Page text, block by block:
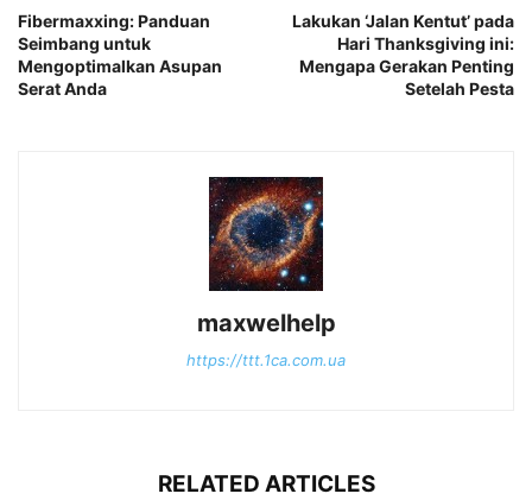
Fibermaxxing: Panduan
Seimbang untuk
Mengoptimalkan Asupan
Serat Anda
Lakukan ‘Jalan Kentut’ pada
Hari Thanksgiving ini:
Mengapa Gerakan Penting
Setelah Pesta
maxwelhelp
https://ttt.1ca.com.ua
RELATED ARTICLES